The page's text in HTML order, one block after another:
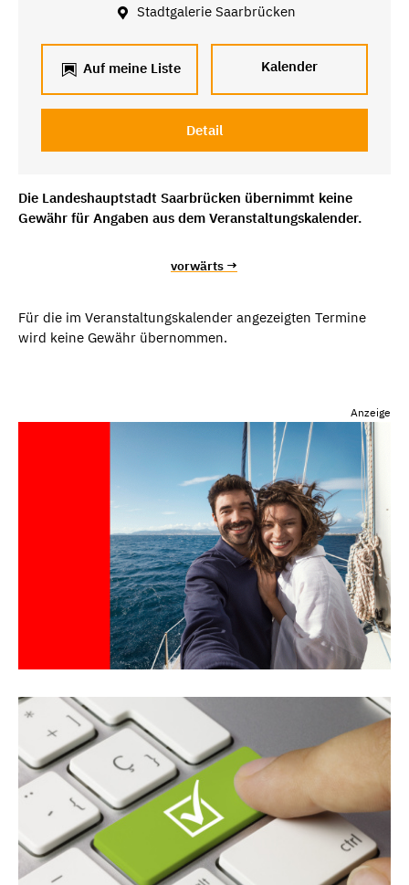
Stadtgalerie Saarbrücken
Auf meine Liste Kalender
Detail
Die Landeshauptstadt Saarbrücken übernimmt keine
Gewähr für Angaben aus dem Veranstaltungskalender.
vorwärts →
Für die im Veranstaltungskalender angezeigten Termine
wird keine Gewähr übernommen.
Anzeige